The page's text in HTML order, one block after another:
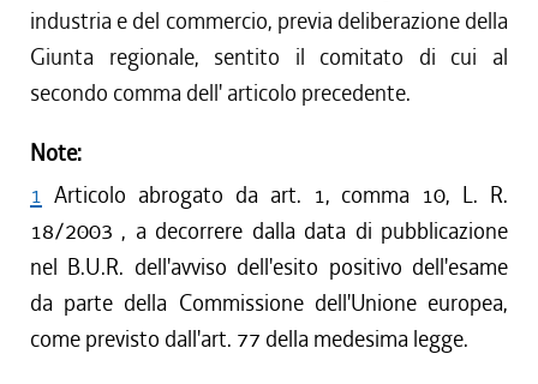
industria e del commercio, previa deliberazione della
Giunta regionale, sentito il comitato di cui al
secondo comma dell' articolo precedente.
Note:
1 Articolo abrogato da art. 1, comma 10, L. R.
18/2003 , a decorrere dalla data di pubblicazione
nel B.U.R. dell'avviso dell'esito positivo dell'esame
da parte della Commissione dell'Unione europea,
come previsto dall'art. 77 della medesima legge.